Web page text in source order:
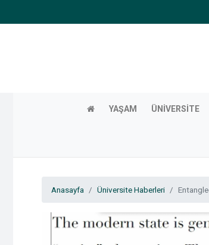
YAŞAM ÜNIVERSITE
Anasayfa Üniversite Haberleri